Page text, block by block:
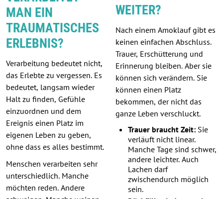
MAN EIN
TRAUMATISCHES
ERLEBNIS?
Verarbeitung bedeutet nicht,
das Erlebte zu vergessen. Es
bedeutet, langsam wieder
Halt zu finden, Gefühle
einzuordnen und dem
Ereignis einen Platz im
eigenen Leben zu geben,
ohne dass es alles bestimmt.
Menschen verarbeiten sehr
unterschiedlich. Manche
möchten reden. Andere
WEITER?
Nach einem Amoklauf gibt es
keinen einfachen Abschluss.
Trauer, Erschütterung und
Erinnerung bleiben. Aber sie
können sich verändern. Sie
können einen Platz
bekommen, der nicht das
ganze Leben verschluckt.
Trauer braucht Zeit: Sie
verläuft nicht linear.
Manche Tage sind schwer,
andere leichter. Auch
Lachen darf
zwischendurch möglich
sein.